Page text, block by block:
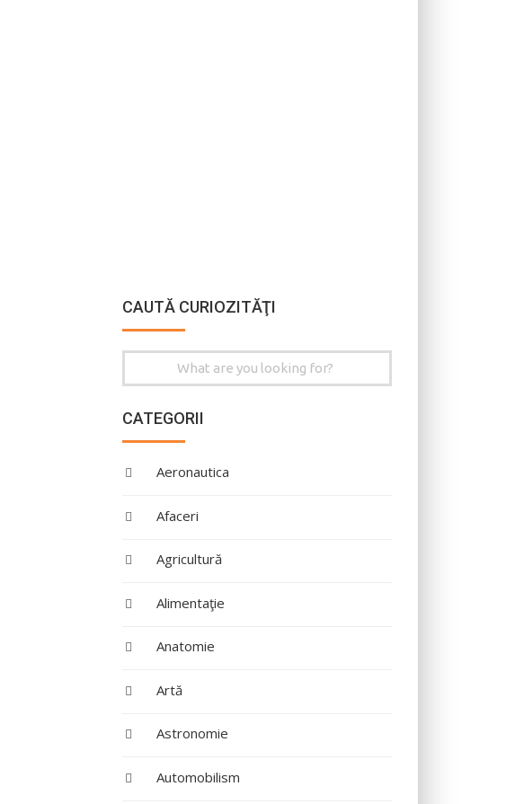
CAUTĂ CURIOZITĂŢI
Search
CATEGORII
Aeronautica
Afaceri
Agricultură
Alimentaţie
Anatomie
Artă
Astronomie
Automobilism